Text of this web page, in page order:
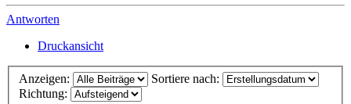
Antworten
Druckansicht
Anzeigen:
Sortiere nach:
Richtung: